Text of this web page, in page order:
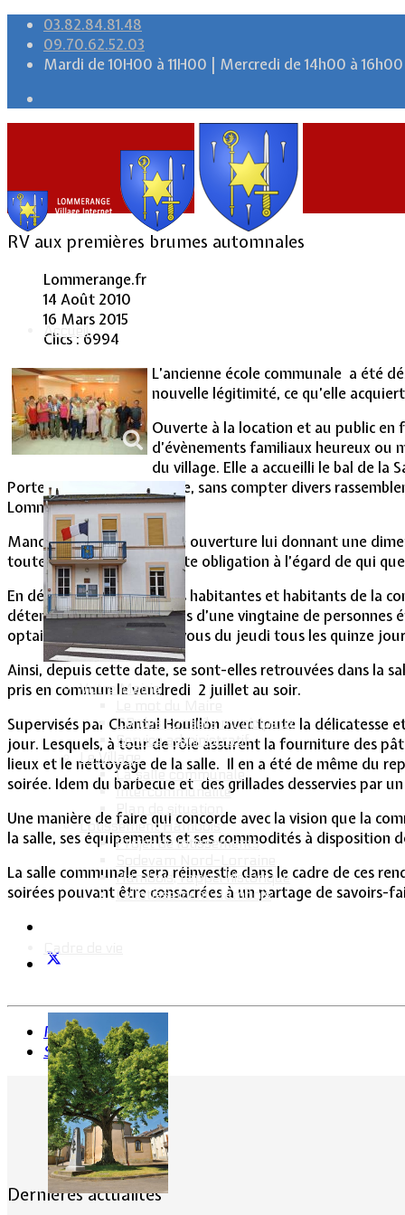
03.82.84.81.48
09.70.62.52.03
Mardi de 10H00 à 11H00 | Mercredi de 14h00 à
Accueil
Vie Municipale
Votre Mairie
CR des conseils municipaux
Service administratif
Le Village
La salle communale
Intercommunalité
Plan de situation
Lotissement Hambois
Projet de lotissements
Hambois, rappel historique
Le lotissement Hambois
Cadre de vie
RV aux premières brumes automnales
Lommerange.fr
14 Août 2010
16 Mars 2015
Clics : 6994
L’ancienne école communale a été
nouvelle légitimité, ce qu’elle
Ouverte à la location et au public en
d’évènements familiaux heureux ou
du village. Elle a accueilli le bal de la
Portes de France-Thionville, sans compter divers
Lommerange.
Manquait à cette salle une ouverture lui donnant une
toute contrainte, hors toute obligation à l’égard de qui
En début d’année 2010, les habitantes et habitants de la
détente et de partage. Plus d’une vingtaine de personnes
optaient pour un rendez-vous du jeudi tous les quinze
Ainsi, depuis cette date, se sont-elles retrouvées dans la
pris en commun le vendredi 2 juillet au soir.
Supervisés par Chantal Houillon avec toute la délicatesse
jour. Lesquels, à tour de rôle assurent la fourniture des
lieux et le nettoyage de la salle. Il en a été de même du
soirée. Idem du barbecue et des grillades desservies par
Une manière de faire qui concorde avec la vision que la
la salle, ses équipements et ses commodités à disposition
La salle communale sera réinvestie dans le cadre de ces
soirées pouvant être consacrées à un partage de
Précédent
Suivant
Dernières actualités